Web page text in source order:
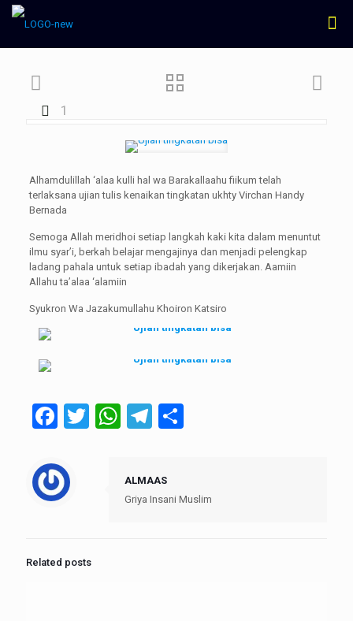
1
Alhamdulillah ‘alaa kulli hal wa Barakallaahu fiikum telah
terlaksana ujian tulis kenaikan tingkatan ukhty Virchan Handy
Bernada
Semoga Allah meridhoi setiap langkah kaki kita dalam menuntut
ilmu syar’i, berkah belajar mengajinya dan menjadi pelengkap
ladang pahala untuk setiap ibadah yang dikerjakan. Aamiin
Allahu ta’alaa ‘alamiin
Syukron Wa Jazakumullahu Khoiron Katsiro
Facebook
Twitter
WhatsApp
Telegram
Share
ALMAAS
Griya Insani Muslim
Related posts